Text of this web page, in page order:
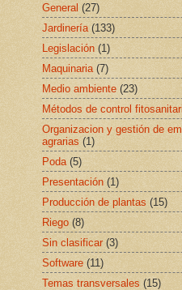
General (27)
Jardinería (133)
Legislación (1)
Maquinaria (7)
Medio ambiente (23)
Métodos de control
Organizacion y gestión de
agrarias (1)
Poda (5)
Presentación (1)
Producción de plantas (15)
Riego (8)
Sin clasificar (3)
Software (11)
Temas transversales (15)